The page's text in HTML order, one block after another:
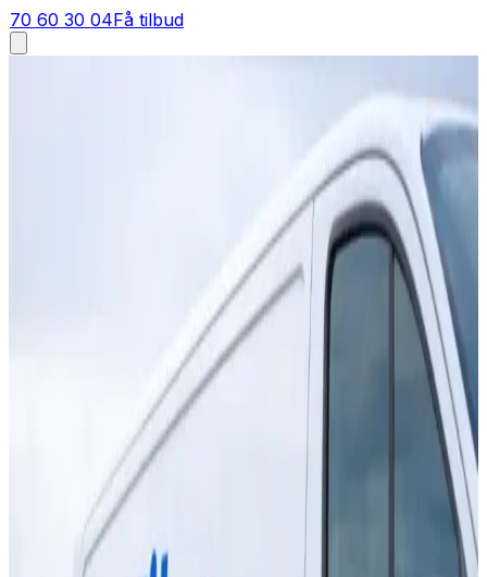
70 60 30 04Få tilbud
Tilbud på ventilation til private
Få et gratis og uforpligtende tilbud på ventilationsanlæg
til din bolig. Vi arbejder med alle mærker og leverer
komplet installation i hele Danmark.